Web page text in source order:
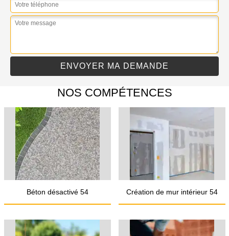
NOS COMPÉTENCES
Béton désactivé 54 Création de mur intérieur 54